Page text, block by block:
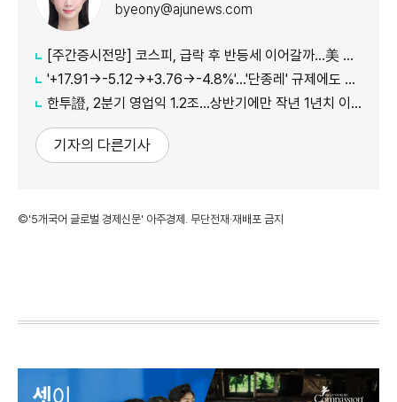
byeony@ajunews.com
[주간증시전망] 코스피, 급락 후 반등세 이어갈까…美 CPI·외국인 수급 '촉각'
'+17.91→-5.12→+3.76→-4.8%'…'단종레' 규제에도 여전히 롤러코스터 타는 코스피
한투證, 2분기 영업익 1.2조…상반기에만 작년 1년치 이익만큼 벌었다
기자의 다른기사
©'5개국어 글로벌 경제신문' 아주경제. 무단전재·재배포 금지